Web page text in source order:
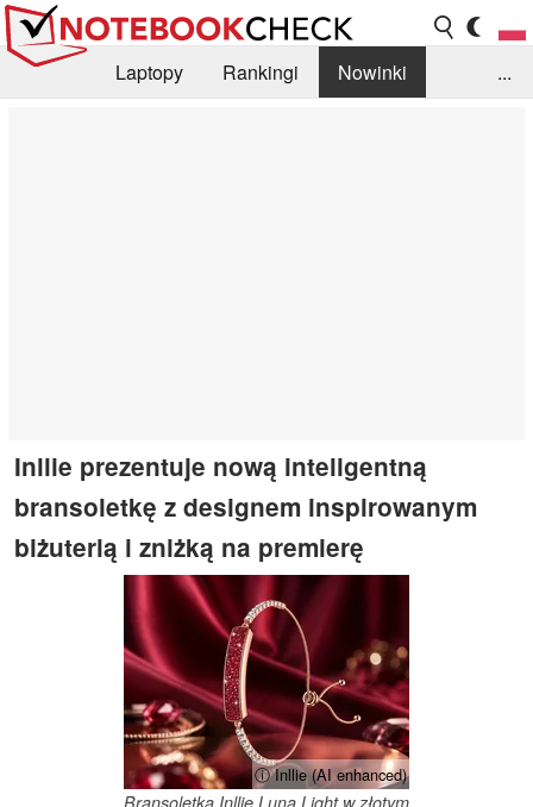
Laptopy Rankingi
Nowinki
...
Inllie prezentuje nową inteligentną
bransoletkę z designem inspirowanym
biżuterią i zniżką na premierę
ⓘ Inllie (AI enhanced)